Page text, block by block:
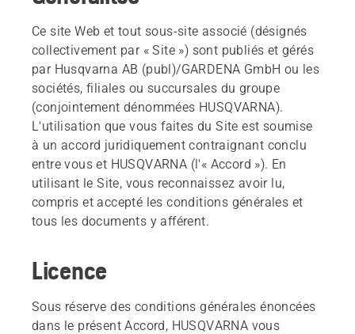
Ce site Web et tout sous-site associé (désignés
collectivement par « Site ») sont publiés et gérés
par Husqvarna AB (publ)/GARDENA GmbH ou les
sociétés, filiales ou succursales du groupe
(conjointement dénommées HUSQVARNA).
L'utilisation que vous faites du Site est soumise
à un accord juridiquement contraignant conclu
entre vous et HUSQVARNA (l'« Accord »). En
utilisant le Site, vous reconnaissez avoir lu,
compris et accepté les conditions générales et
tous les documents y afférent.
Licence
Sous réserve des conditions générales énoncées
dans le présent Accord, HUSQVARNA vous